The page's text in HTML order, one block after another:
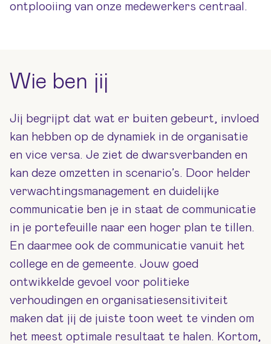
ontplooiing van onze medewerkers centraal.
Wie ben jij
Jij begrijpt dat wat er buiten gebeurt, invloed
kan hebben op de dynamiek in de organisatie
en vice versa. Je ziet de dwarsverbanden en
kan deze omzetten in scenario’s. Door helder
verwachtingsmanagement en duidelijke
communicatie ben je in staat de communicatie
in je portefeuille naar een hoger plan te tillen.
En daarmee ook de communicatie vanuit het
college en de gemeente. Jouw goed
ontwikkelde gevoel voor politieke
verhoudingen en organisatiesensitiviteit
maken dat jij de juiste toon weet te vinden om
het meest optimale resultaat te halen. Kortom,